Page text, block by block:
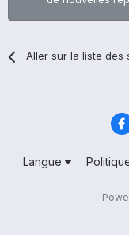
Aller sur la liste des
Langue